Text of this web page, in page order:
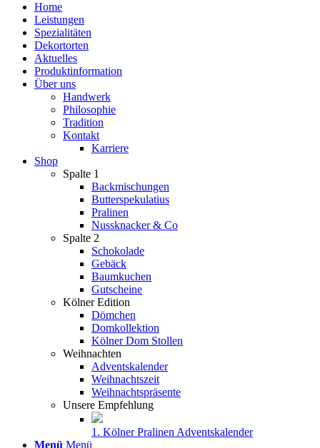
Home
Leistungen
Spezialitäten
Dekortorten
Aktuelles
Produktinformation
Über uns
Handwerk
Philosophie
Tradition
Kontakt
Karriere
Shop
Spalte 1
Backmischungen
Butterspekulatius
Pralinen
Nussknacker & Co
Spalte 2
Schokolade
Gebäck
Baumkuchen
Gutscheine
Kölner Edition
Dömchen
Domkollektion
Kölner Dom Stollen
Weihnachten
Adventskalender
Weihnachtszeit
Weihnachtspräsente
Unsere Empfehlung
1. Kölner Pralinen Adventskalender
Menü Menü